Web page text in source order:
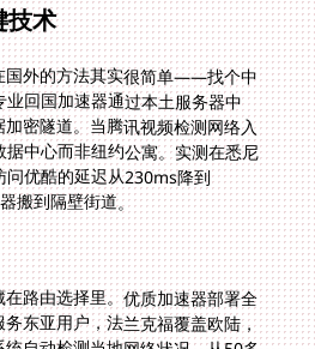
技术
国外的方法其实很简单——找个中
业回国加速器通过本土服务器中
密隧道。当腾讯视频检测网络入
中心而非纽约公寓。实测在悉尼
问优酷的延迟从230ms降到
搬到隔壁街道。
路由选择里。优质加速器部署全
东亚用户，法兰克福覆盖欧陆，
自动检测当地网络状况，从50多
上周东京用户看B站卡顿的情况
系统秒切备用通道，你甚至没发